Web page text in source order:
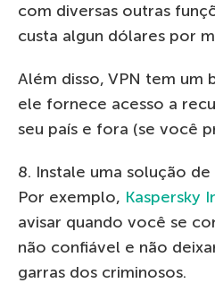
com diversas outras
custa algun dólares por
Além disso, VPN tem um
ele fornece acesso a
seu país e fora (se você
8. Instale uma solução
Por exemplo, Kaspersky
avisar quando você se
não confiável e não
garras dos criminosos.